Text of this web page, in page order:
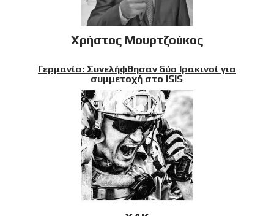
Χρήστος Μουρτζούκος
Γερμανία: Συνελήφθησαν δύο Ιρακινοί για
συμμετοχή στο ISIS